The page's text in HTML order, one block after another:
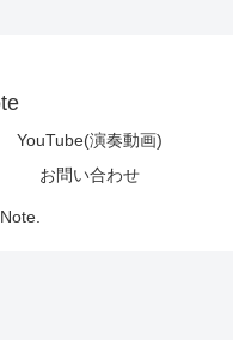
YouTube(演奏動画)
お問い合わせ